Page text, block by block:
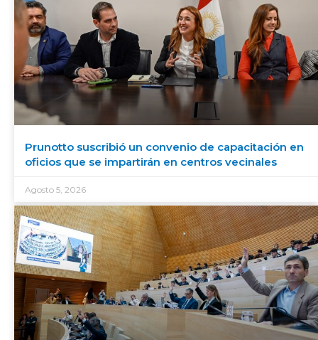
Prunotto suscribió un convenio de capacitación en
oficios que se impartirán en centros vecinales
Agosto 5, 2026